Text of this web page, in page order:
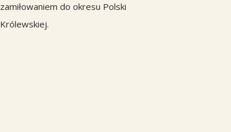
zamiłowaniem do okresu Polski
Królewskiej.